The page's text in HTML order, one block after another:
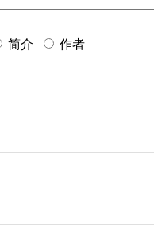
简介
作者